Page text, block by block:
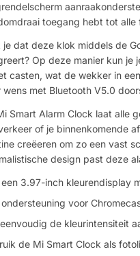
toegang hebt tot alle
je dat deze klok middels de
Op deze manier kun je
casten, wat de wekker in
wens met Bluetooth V5.0
Smart Alarm Clock laat alle
of je binnenkomende
creëeren om zo een vast
design past deze
3.97-inch kleurendisplay
voor
de kleurintensiteit
de Mi Smart Clock als